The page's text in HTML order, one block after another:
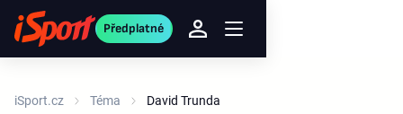
Předplatné
iSport.cz Téma David Trunda